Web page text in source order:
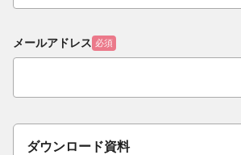
メールアドレス 必須
ダウンロード資料